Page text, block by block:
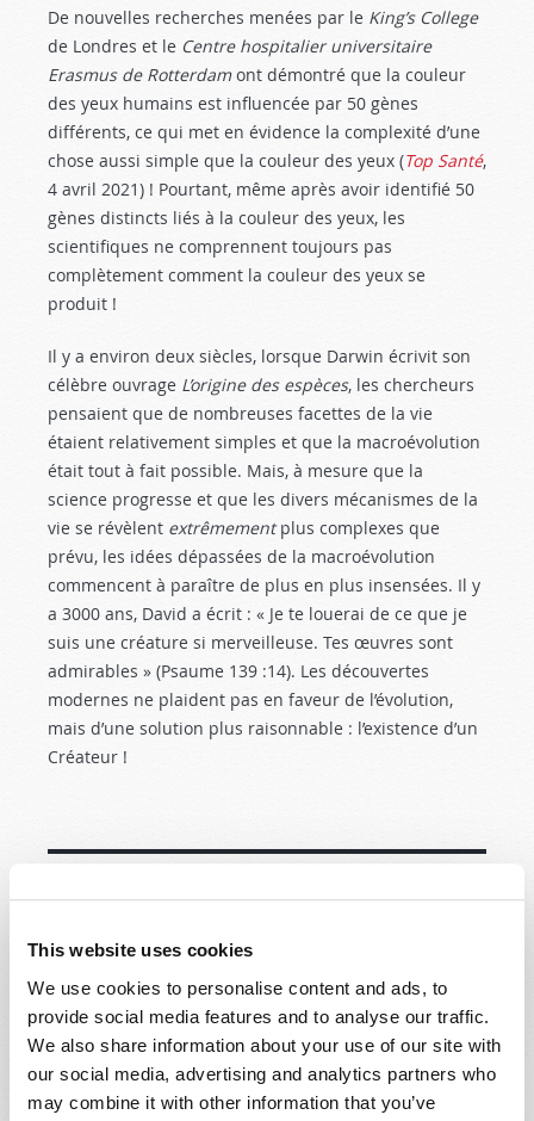
This website uses cookies
We use cookies to personalise content and ads, to
provide social media features and to analyse our traffic.
We also share information about your use of our site with
our social media, advertising and analytics partners who
may combine it with other information that you’ve
De nouvelles recherches menées par le King’s College
de Londres et le Centre hospitalier universitaire
Erasmusde Rotterdamont démontré que la couleur
des yeux humains est influencée par 50 gènes
différents, ce qui met en évidence la complexité d’une
chose aussi simple que la couleur des yeux (Top Santé,
4 avril 2021) ! Pourtant, même après avoir identifié 50
gènes distincts liés à la couleur des yeux, les
scientifiques ne comprennent toujours pas
complètement comment la couleur des yeux se
produit !
Il y a environ deux siècles, lorsque Darwin écrivit son
célèbre ouvrage L’origine des espèces, les chercheurs
pensaient que de nombreuses facettes de la vie
étaient relativement simples et que la macroévolution
était tout à fait possible. Mais, à mesure que la
science progresse et que les divers mécanismes de la
vie se révèlent extrêmementplus complexes que
prévu, les idées dépassées de la macroévolution
commencent à paraître de plus en plus insensées. Il y
a 3000 ans, David a écrit : « Je te louerai de ce que je
suis une créature si merveilleuse. Tes œuvres sont
admirables » (Psaume 139 :14). Les découvertes
modernes ne plaident pas en faveur de l’évolution,
mais d’une solution plus raisonnable : l’existence d’un
Créateur !